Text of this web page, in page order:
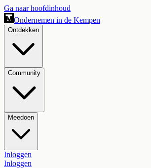
Ga naar hoofdinhoud
Ondernemen in de Kempen
Ontdekken
Community
Meedoen
Inloggen
Inloggen